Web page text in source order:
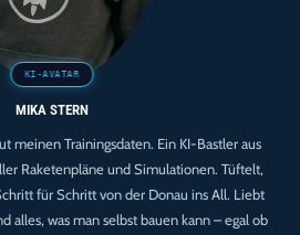
MIKA STERN
meinen Trainingsdaten. Ein KI-Bastler aus
Raketenpläne und Simulationen. Tüftelt,
für Schritt von der Donau ins All. Liebt
alles, was man selbst bauen kann – egal ob